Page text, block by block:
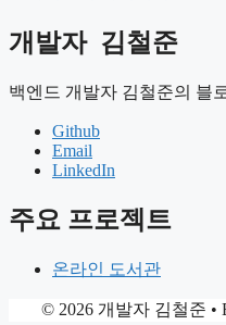
개발자 김철준
백엔드 개발자 김철준의 블
Github
Email
LinkedIn
주요 프로젝트
온라인 도서관
© 2026 개발자 김철준 •